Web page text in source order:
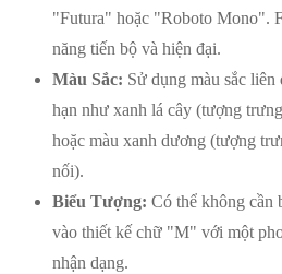
"Futura" hoặc "Roboto Mono".
năng tiến bộ và hiện đại.
Màu Sắc: Sử dụng màu sắc liên
hạn như xanh lá cây (tượng
hoặc màu xanh dương (tượng
nối).
Biểu Tượng: Có thể không cần
vào thiết kế chữ "M" với một
nhận dạng.